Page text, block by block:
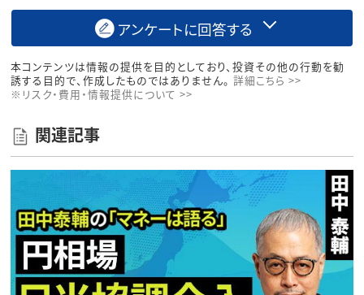
アンケートに回答する
本コンテンツは情報の提供を目的としており、投資その他の行動を勧
誘する目的で、作成したものではありません。 詳細こちら >>
※リスク・費用・情報提供について >>
関連記事